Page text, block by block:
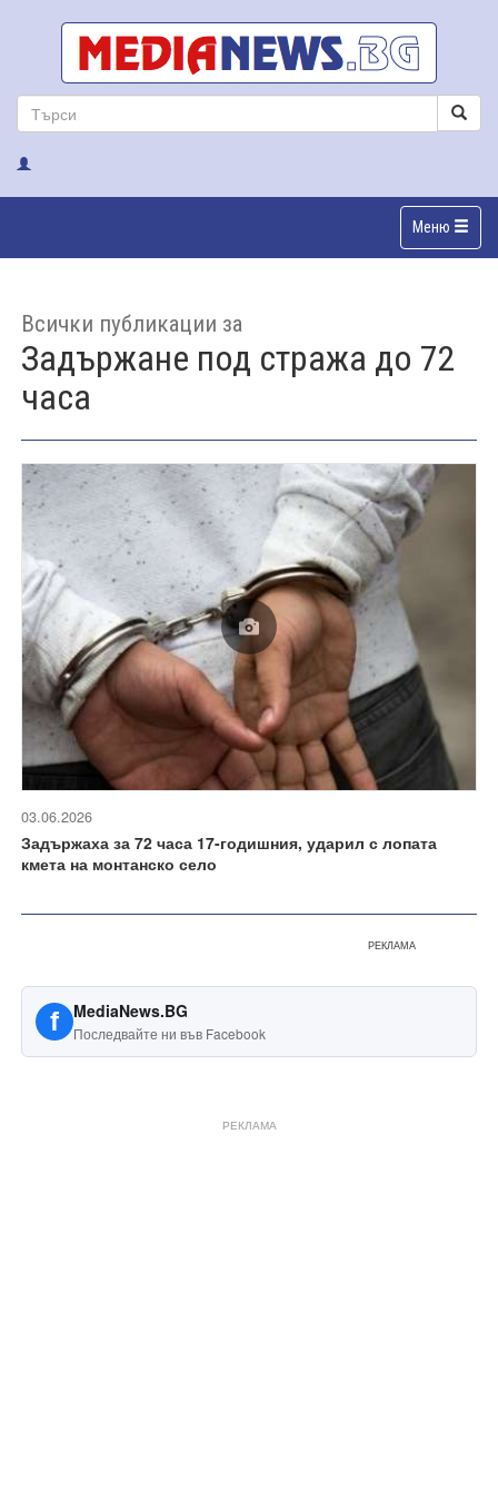
Меню
Всички публикации за
Задържане под стража до 72
часа
03.06.2026
Задържаха за 72 часа 17-годишния, ударил с лопата
кмета на монтанско село
РЕКЛАМА
f MediaNews.BG
Последвайте ни във Facebook
РЕКЛАМА